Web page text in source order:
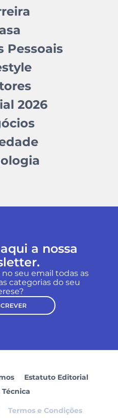
Pessoais
2026
a nossa
seu email todas as
categorias do seu
Estatuto Editorial
Técnica
Termos e Condições